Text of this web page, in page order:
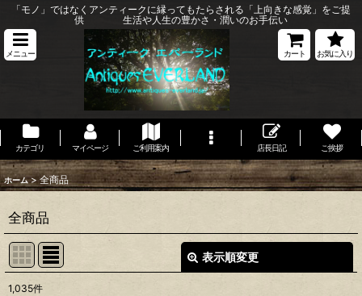
「モノ」ではなくアンティークに縁ってもたらされる「上向きな感覚」をご提
供 生活や人生の豊かさ・潤いのお手伝い
メニュー カート お気に入り
カテゴリ マイページ ご利用案内 店長日記 ご挨拶
ホーム > 全商品
全商品
表示順変更
1,035件